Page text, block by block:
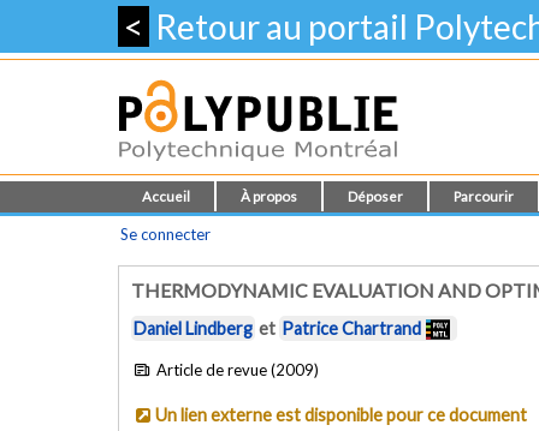
< Retour au portail
Accueil À propos Déposer Parcourir
Se connecter
THERMODYNAMIC EVALUATION AND
Daniel Lindberg et Patrice Chartrand
Article de revue (2009)
Un lien externe est disponible pour ce document